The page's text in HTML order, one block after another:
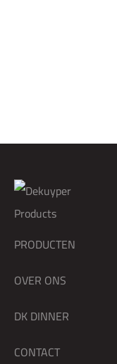
PRODUCTEN
OVER ONS
DK DINNER
CONTACT